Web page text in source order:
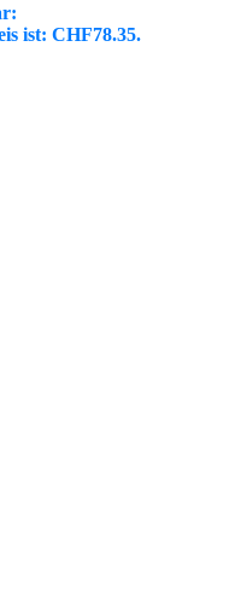
ist: CHF78.35.